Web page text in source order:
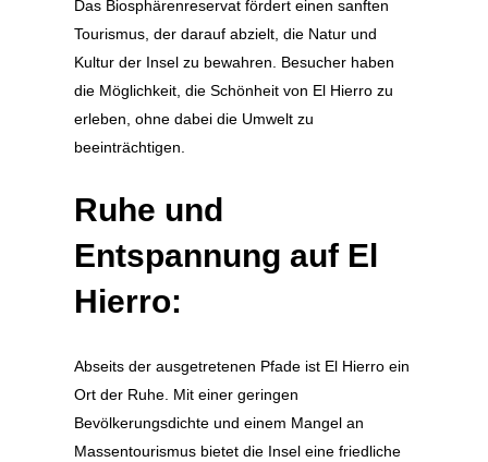
Das Biosphärenreservat fördert einen sanften
Tourismus, der darauf abzielt, die Natur und
Kultur der Insel zu bewahren. Besucher haben
die Möglichkeit, die Schönheit von El Hierro zu
erleben, ohne dabei die Umwelt zu
beeinträchtigen.
Ruhe und
Entspannung auf El
Hierro:
Abseits der ausgetretenen Pfade ist El Hierro ein
Ort der Ruhe. Mit einer geringen
Bevölkerungsdichte und einem Mangel an
Massentourismus bietet die Insel eine friedliche